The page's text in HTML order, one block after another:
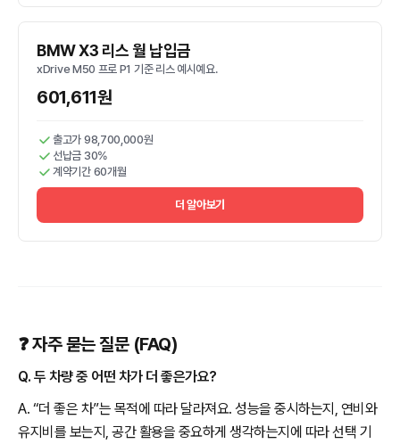
BMW X3 리스 월 납입금
xDrive M50 프로 P1 기준 리스 예시예요.
601,611원
출고가 98,700,000원
선납금 30%
계약기간 60개월
더 알아보기
❓ 자주 묻는 질문 (FAQ)
Q. 두 차량 중 어떤 차가 더 좋은가요?
A. “더 좋은 차”는 목적에 따라 달라져요. 성능을 중시하는지, 연비와
유지비를 보는지, 공간 활용을 중요하게 생각하는지에 따라 선택 기